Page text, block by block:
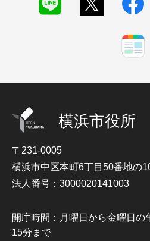
横浜市役所
〒231-0005
横浜市中区本町6丁目50番地の
法人番号：3000020141003
開庁時間：月曜日から金曜日の
15分まで